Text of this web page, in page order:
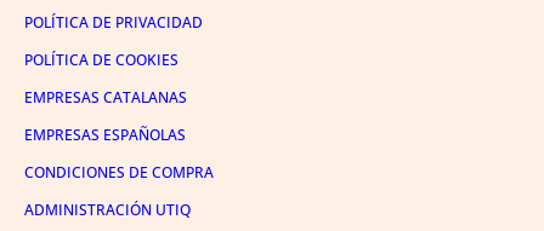
POLÍTICA DE PRIVACIDAD
POLÍTICA DE COOKIES
EMPRESAS CATALANAS
EMPRESAS ESPAÑOLAS
CONDICIONES DE COMPRA
ADMINISTRACIÓN UTIQ